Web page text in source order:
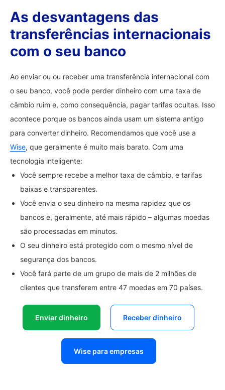
As desvantagens das
transferências internacionais
com o seu banco
Ao enviar ou ou receber uma transferência internacional com
o seu banco, você pode perder dinheiro com uma taxa de
câmbio ruim e, como consequência, pagar tarifas ocultas. Isso
acontece porque os bancos ainda usam um sistema antigo
para converter dinheiro. Recomendamos que você use a
Wise, que geralmente é muito mais barato. Com uma
tecnologia inteligente:
Você sempre recebe a melhor taxa de câmbio, e tarifas
baixas e transparentes.
Você envia o seu dinheiro na mesma rapidez que os
bancos e, geralmente, até mais rápido – algumas moedas
são processadas em minutos.
O seu dinheiro está protegido com o mesmo nível de
segurança dos bancos.
Você fará parte de um grupo de mais de 2 milhões de
clientes que transferem entre 47 moedas em 70 países.
Enviar dinheiro Receber dinheiro
Wise para empresas